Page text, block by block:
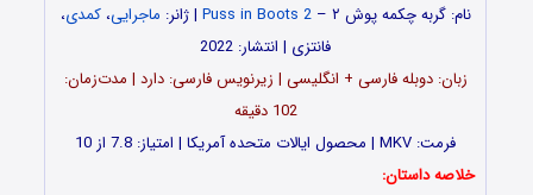
نام: گربه چکمه پوش ۲ – Puss in Boots 2 | ژانر: ماجرایی،کمدی،
فانتزی | انتشار: 2022
زبان: دوبله فارسی + انگلیسی | زیرنویس فارسی: دارد | مدت‌زمان:
102 دقیقه
فرمت: MKV | محصول ایالات متحده آمریکا | امتیاز: 7.8 از 10
خلاصه داستان: